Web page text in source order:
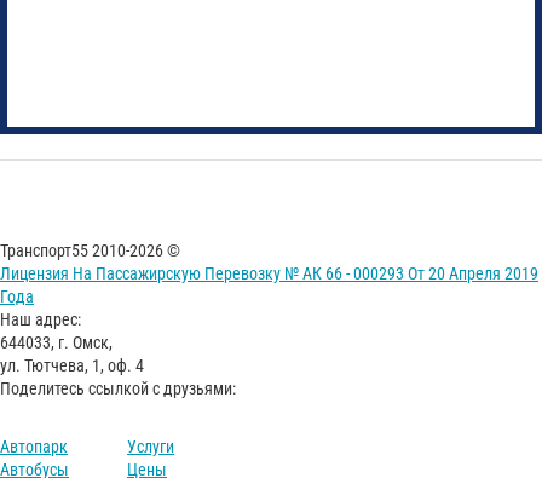
Транспорт55 2010-2026 ©
Лицензия На Пассажирскую Перевозку № АК 66 - 000293 От 20 Апреля 2019
Года
Наш адрес:
644033, г. Омск,
ул. Тютчева, 1, оф. 4
Поделитесь ссылкой с друзьями:
Автопарк
Автобусы
Услуги
Цены